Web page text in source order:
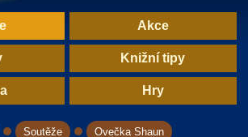
Akce
Knižní tipy
Hry
Soutěže→ Ovečka Shaun